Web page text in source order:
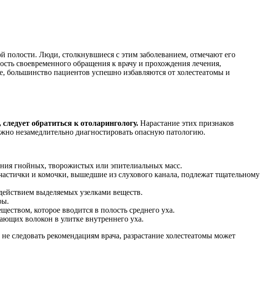
полости. Люди, столкнувшиеся с этим заболеванием, отмечают его
своевременного обращения к врачу и прохождения лечения,
пациентов успешно избавляются от холестеатомы и
обратиться к отоларингологу. Нарастание этих признаков
незамедлительно диагностировать опасную патологию.
гнойных, творожистых или эпителиальных масс.
и комочки, вышедшие из слухового канала, подлежат тщательному
выделяемых узелками веществ.
которое вводится в полость среднего уха.
волокон в улитке внутреннего уха.
следовать рекомендациям врача, разрастание холестеатомы может